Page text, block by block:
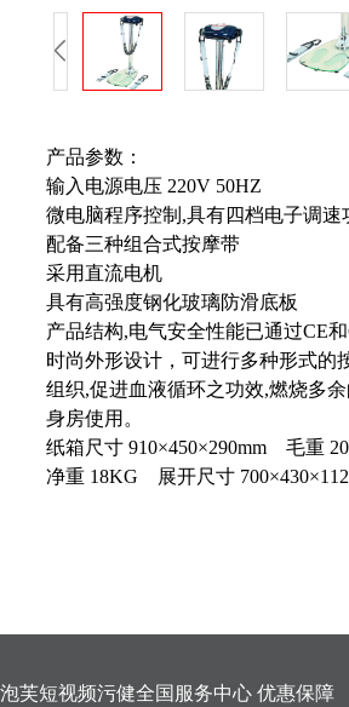
产品参数：
输入电源电压 220V 50HZ
微电脑程序控制 ,具有四档电子调速
配备三种组合式按摩带
采用直流电机
具有高强度钢化玻璃防滑底板
产品结构,电气安全性能已通过CE
时尚外形设计， 可进行多种形式的
组织,促进血液循环之功效,燃烧多
身房使用。
纸箱尺寸 910×450×290mm 毛重
净重 18KG 展开尺寸
泡芙短视频污健全国服务中心 优惠保障